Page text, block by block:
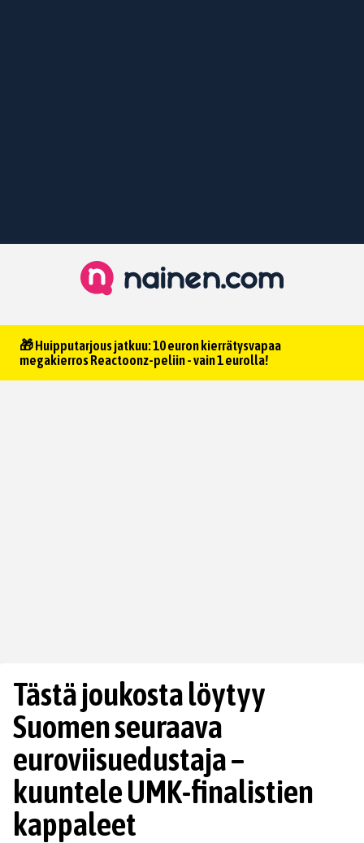
🎁 Huipputarjous jatkuu: 10 euron kierrätysvapaa
megakierros Reactoonz-peliin - vain 1 eurolla!
Tästä joukosta löytyy
Suomen seuraava
euroviisuedustaja –
kuuntele UMK-finalistien
kappaleet